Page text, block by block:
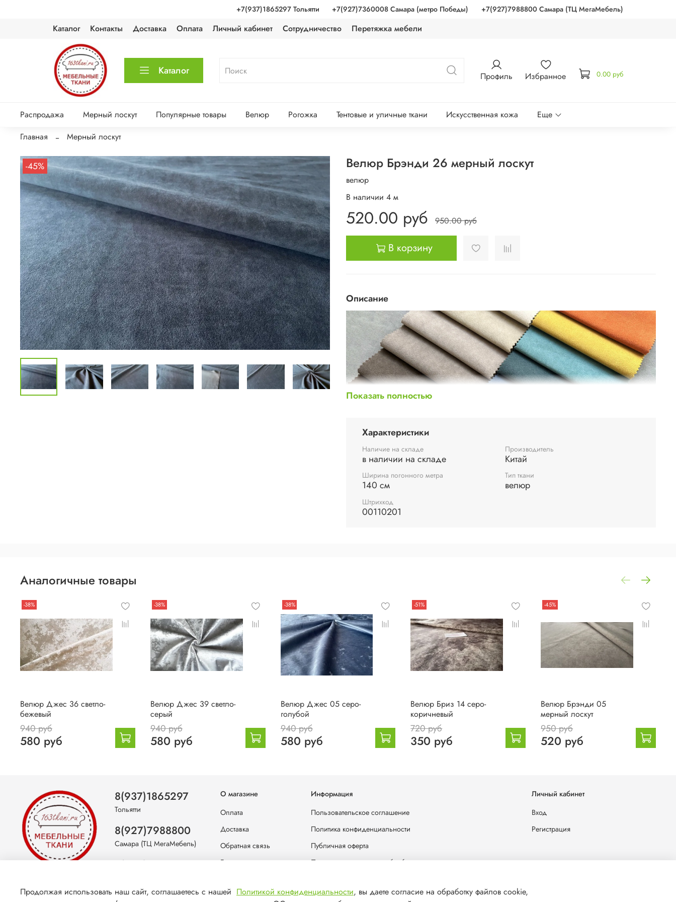
+7(937)1865297 Тольятти +7(927)7360008 Самара (метро Победы) +7(927)7988800 Самара (ТЦ МегаМебель)
Каталог Контакты Доставка Оплата Личный кабинет Сотрудничество Перетяжка мебели
Каталог Профиль Избранное 0.00 руб
Распродажа Мерный лоскут Популярные товары Велюр Рогожка Тентовые и уличные ткани Искусственная кожа
Еще
Главная
Мерный лоскут
-45% Велюр Брэнди 26 мерный лоскут
велюр
В наличии 4 м
520.00 руб 950.00 руб
В корзину
Описание
Показать полностью
Характеристики
Наличие на складе
в наличии на складе
Производитель
Китай
Ширина погонного метра
140 см
Тип ткани
велюр
Штрихкод
00110201
Аналогичные товары
-38%
Велюр Джес 36 светло-
бежевый
940 руб
580 руб
-38%
Велюр Джес 39 светло-
серый
940 руб
580 руб
-38%
Велюр Джес 05 серо-
голубой
940 руб
580 руб
-51%
Велюр Бриз 14 серо-
коричневый
720 руб
350 руб
-45%
Велюр Брэнди 05
мерный лоскут
950 руб
520 руб
О магазине
Оплата
Доставка
Обратная связь
Блог
Контакты
Информация
Пользовательское соглашение
Политика конфиденциальности
Публичная оферта
Политика в отношении обработки персональных данных
Личный кабинет
Вход
Регистрация
8(937)1865297
Тольятти
8(927)7988800
Самара (ТЦ МегаМебель)
8(927)7360008
Продолжая использовать наш сайт, соглашаетесь с нашей Политикой конфиденциальности, вы даете согласие на обработку файлов cookie,